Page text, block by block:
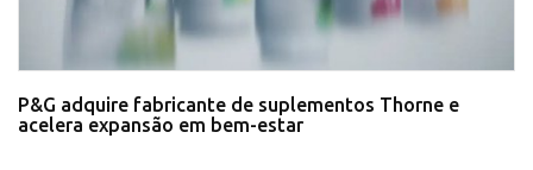
P&G adquire fabricante de suplementos Thorne e
acelera expansão em bem-estar